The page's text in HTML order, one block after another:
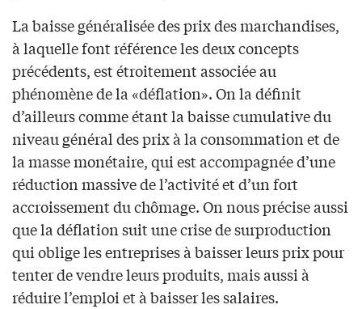
La baisse généralisée des prix des marchandises,
à laquelle font référence les deux concepts
précédents, est étroitement associée au
phénomène de la «déflation». On la définit
d’ailleurs comme étant la baisse cumulative du
niveau général des prix à la consommation et de
la masse monétaire, qui est accompagnée d’une
réduction massive de l’activité et d’un fort
accroissement du chômage. On nous précise aussi
que la déflation suit une crise de surproduction
qui oblige les entreprises à baisser leurs prix pour
tenter de vendre leurs produits, mais aussi à
réduire l’emploi et à baisser les salaires.